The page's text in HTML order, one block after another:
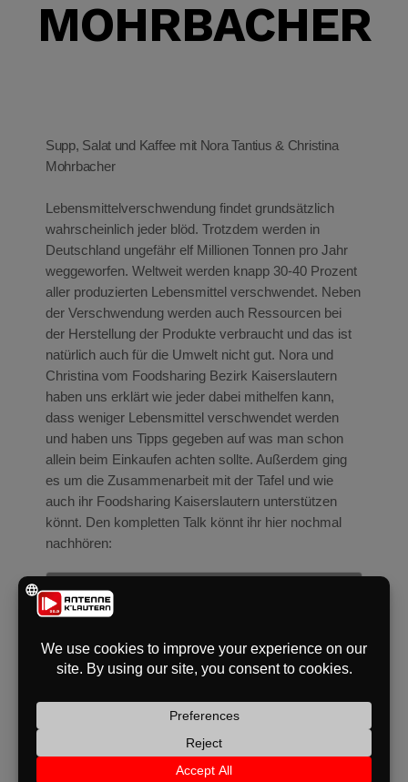
MOHRBACHER
Supp, Salat und Kaffee mit Nora Tantius & Christina
Mohrbacher
Lebensmittelverschwendung findet grundsätzlich
wahrscheinlich jeder blöd. Trotzdem werden in
Deutschland ungefähr elf Millionen Tonnen pro Jahr
weggeworfen. Weltweit werden knapp 30-40 Prozent
aller produzierten Lebensmittel verschwendet. Neben
der Verschwendung werden auch Ressourcen bei
der Herstellung der Produkte verbraucht und das ist
natürlich auch für die Umwelt nicht gut. Nora und
Christina vom Foodsharing Bezirk Kaiserslautern
haben uns erklärt wie jeder dabei mithelfen kann,
dass weniger Lebensmittel verschwendet werden
und haben uns Tipps gegeben auf was man schon
allein beim Einkaufen achten sollte. Außerdem ging
es um die Zusammenarbeit mit der Tafel und wie
auch ihr Foodsharing Kaiserslautern unterstützen
könnt. Den kompletten Talk könnt ihr hier nochmal
nachhören: